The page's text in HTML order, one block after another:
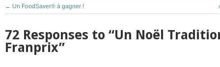
← Un FoodSaver® à gagner !
72 Responses to “Un Noël
Franprix”